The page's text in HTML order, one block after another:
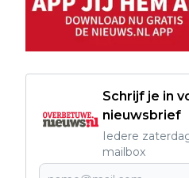
Schrijf je in
nieuwsbrief
Iedere
mailbox